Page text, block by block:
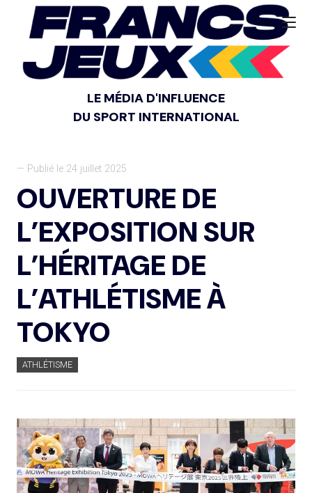
LE MÉDIA D'INFLUENCE
DU SPORT INTERNATIONAL
— Publié le 24 juillet 2025
OUVERTURE DE
L’EXPOSITION SUR
L’HÉRITAGE DE
L’ATHLÉTISME À
TOKYO
ATHLÉTISME